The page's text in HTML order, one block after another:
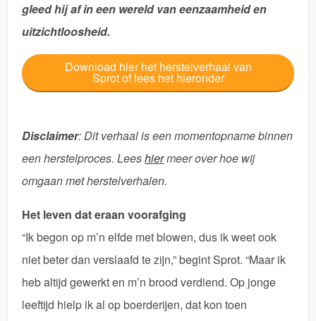
gleed hij af in een wereld van eenzaamheid en
uitzichtloosheid.
Download hier het herstelverhaal van
Sprot of lees het hieronder
Disclaimer: Dit verhaal is een momentopname binnen
een herstelproces. Leeshiermeer over hoe wij
omgaan met herstelverhalen.
Het leven dat eraan voorafging
“Ik begon op m’n elfde met blowen, dus ik weet ook
niet beter dan verslaafd te zijn,” begint Sprot. “Maar ik
heb altijd gewerkt en m’n brood verdiend. Op jonge
leeftijd hielp ik al op boerderijen, dat kon toen